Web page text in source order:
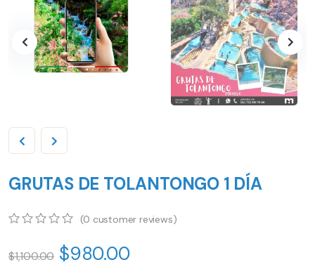
GRUTAS DE TOLANTONGO 1 DÍA
of
(0 customer reviews)
$1,100.00 $980.00